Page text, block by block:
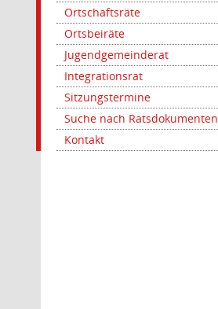
Ortschaftsräte
Ortsbeiräte
Jugendgemeinderat
Integrationsrat
Sitzungstermine
Suche nach Ratsdokumenten
Kontakt